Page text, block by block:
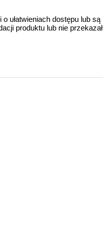
ułatwieniach dostępu lub są
produktu lub nie przekazał